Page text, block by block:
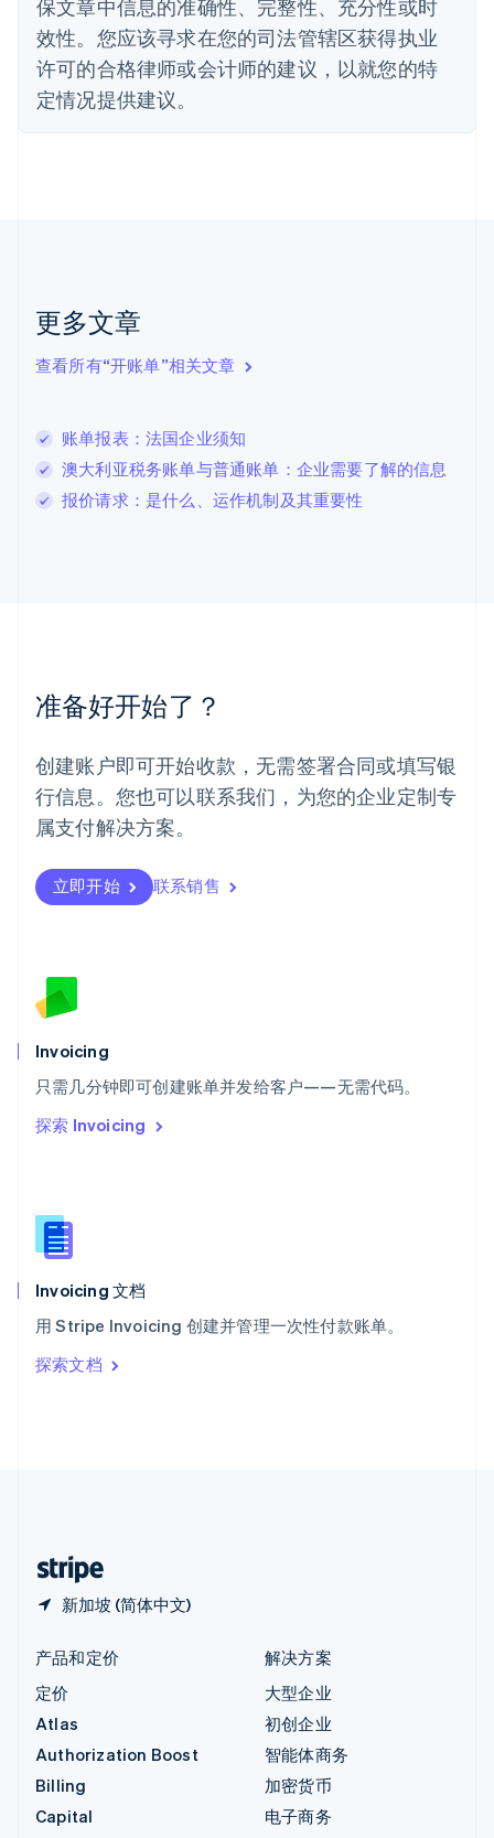
保文章中信息的准确性、完整性、充分性或时
效性。您应该寻求在您的司法管辖区获得执业
许可的合格律师或会计师的建议，以就您的特
定情况提供建议。
更多文章
查看所有“开账单”相关文章
账单报表：法国企业须知
澳大利亚税务账单与普通账单：企业需要了解的信息
报价请求：是什么、运作机制及其重要性
准备好开始了？
创建账户即可开始收款，无需签署合同或填写银
行信息。您也可以联系我们，为您的企业定制专
属支付解决方案。
立即开始 联系销售
Invoicing
只需几分钟即可创建账单并发给客户——无需代码。
探索 Invoicing
Invoicing 文档
用 Stripe Invoicing 创建并管理一次性付款账单。
探索文档
新加坡 (简体中文)
芬兰
English Svenska
荷兰
立陶宛
列支敦士登
FrançaisDeutschEnglish
罗马尼亚
English
马尔他
English
葡萄牙
日本
日本語 English
瑞典
SvenskaEnglish
Deutsch FrançaisItaliano English
塞浦路斯
English
ไทยEnglish
希腊
English
西班牙
新西兰
English
匈牙利
English
ItalianoEnglish
印度
English
产品和定价
定价
Atlas
Authorization Boost
Billing
Capital
解决方案
大型企业
初创企业
智能体商务
加密货币
电子商务